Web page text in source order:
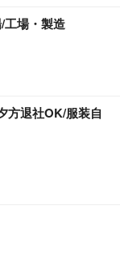
工場・製造
方退社OK/服装自